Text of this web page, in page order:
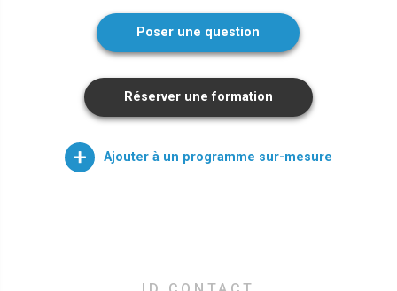
Poser une question
Réserver une formation
Ajouter à un programme sur-mesure